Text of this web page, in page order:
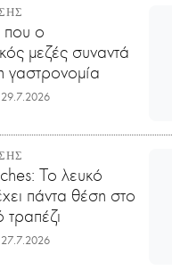
ο
μεζές συναντά
γαστρονομία
29.7.2026
Το λευκό
πάντα θέση στο
τραπέζι
27.7.2026